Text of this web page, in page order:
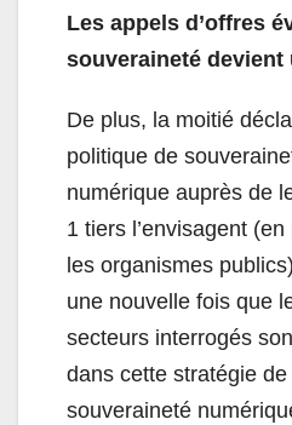
Les appels d’offres
souveraineté
De plus, la moitié
politique de
numérique auprès de
1 tiers l’envisagent
les organismes
une nouvelle fois que
secteurs interrogés
dans cette stratégie de
souveraineté